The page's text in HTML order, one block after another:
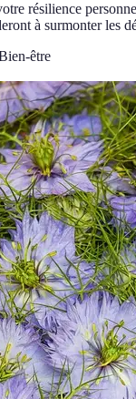
résilience
à surmonter les
être